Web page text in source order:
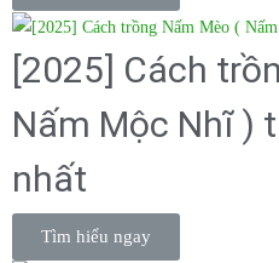
[2025] Cách
Nấm Mộc Nhĩ )
nhất
Tìm hiểu ngay